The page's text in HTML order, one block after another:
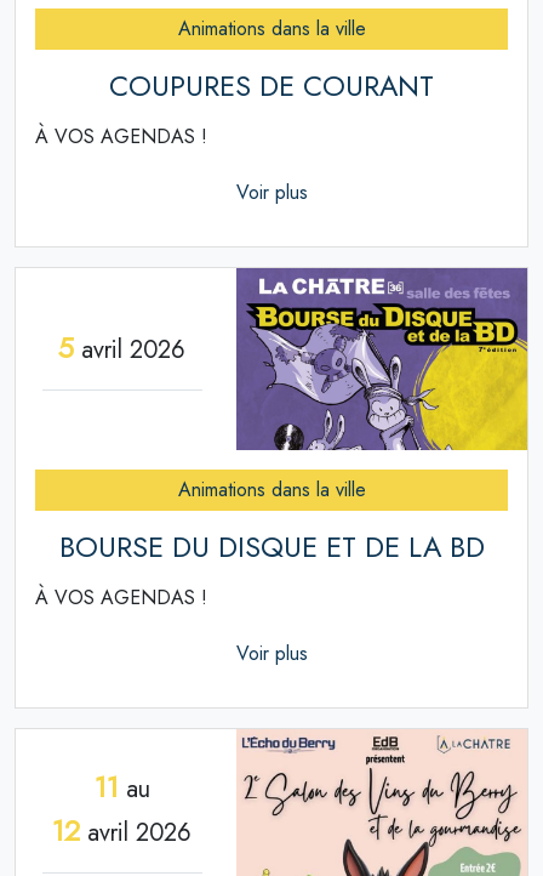
Animations dans la ville
COUPURES DE COURANT
À VOS AGENDAS !
Voir plus
5 avril 2026
Animations dans la ville
BOURSE DU DISQUE ET DE LA BD
À VOS AGENDAS !
Voir plus
11 au
12 avril 2026